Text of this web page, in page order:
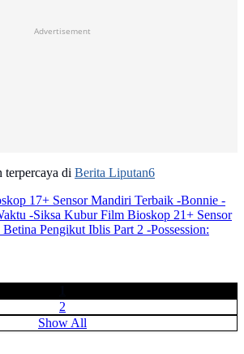
Advertisement
terpercaya di Berita Liputan6
17+ Sensor Mandiri Terbaik -Bonnie -
-Siksa Kubur Film Bioskop 21+ Sensor
Pengikut Iblis Part 2 -Possession:
2
Show All